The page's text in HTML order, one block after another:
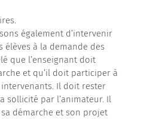
également d’intervenir
élèves à la demande des
que l’enseignant doit
et qu’il doit participer à
Il doit rester
sollicité par l’animateur. Il
démarche et son projet